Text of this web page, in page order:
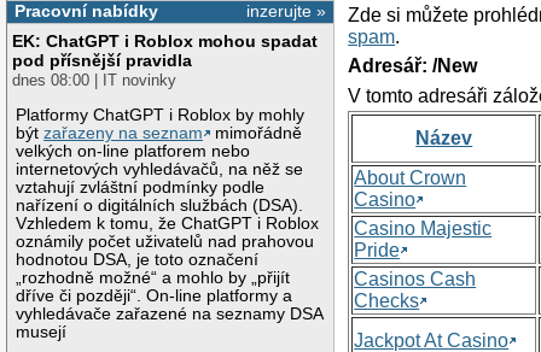
inzerujte »
Pracovní nabídky
EK: ChatGPT i Roblox mohou spadat
pod přísnější pravidla
dnes 08:00 | IT novinky
Platformy ChatGPT i Roblox by mohly
býtzařazeny na seznam
mimořádně
velkých on-line platforem nebo
internetových vyhledávačů, na něž se
vztahují zvláštní podmínky podle
nařízení o digitálních službách (DSA).
Vzhledem k tomu, že ChatGPT i Roblox
oznámily počet uživatelů nad prahovou
hodnotou DSA, je toto označení
„rozhodně možné“ a mohlo by „přijít
dříve či později“. On-line platformy a
vyhledávače zařazené na seznamy DSA
musejí
Zde si můžete
spam.
Adresář: /New
V tomto adresáři
Název
About Crown
Casino
Casino Majestic
Pride
Casinos Cash
Checks
Jackpot At Casino